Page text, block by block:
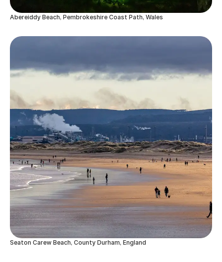
Abereiddy Beach, Pembrokeshire Coast Path, Wales
Seaton Carew Beach, County Durham, England